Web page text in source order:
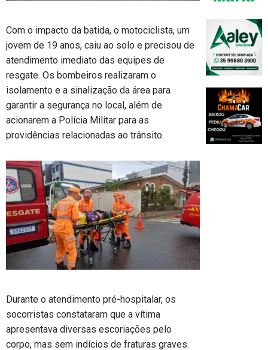
Com o impacto da batida, o motociclista, um
jovem de 19 anos, caiu ao solo e precisou de
atendimento imediato das equipes de
resgate. Os bombeiros realizaram o
isolamento e a sinalização da área para
garantir a segurança no local, além de
acionarem a Polícia Militar para as
providências relacionadas ao trânsito.
Durante o atendimento pré-hospitalar, os
socorristas constataram que a vítima
apresentava diversas escoriações pelo
corpo, mas sem indícios de fraturas graves.